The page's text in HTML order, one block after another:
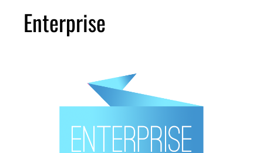
Enterprise